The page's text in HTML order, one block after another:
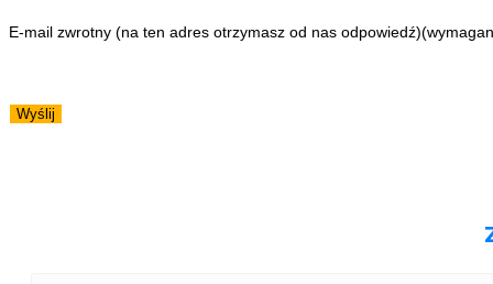
E-mail zwrotny (na ten adres otrzymasz od nas odpowiedź)
Wyślij